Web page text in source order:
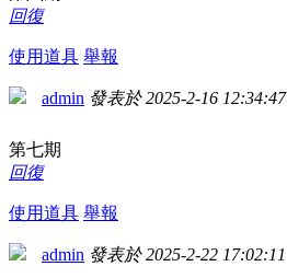
回復
使用道具 舉報
admin 發表於 2025-2-16 12:34:47
第七期
回復
使用道具 舉報
admin 發表於 2025-2-22 17:02:11